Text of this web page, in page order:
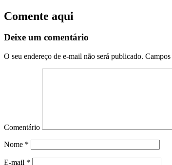
Comente aqui
Deixe um comentário
O seu endereço de e-mail não será publicado.
Comentário
Nome *
E-mail *